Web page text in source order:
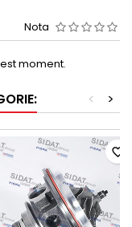
Nota
moment.
>
<
favorite_border